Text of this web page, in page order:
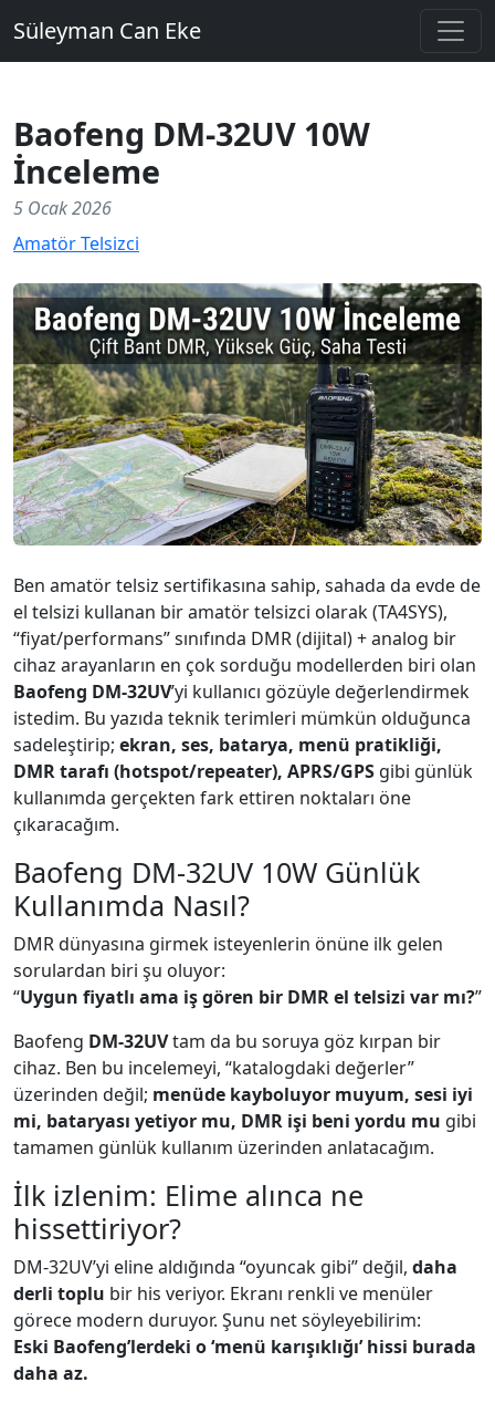
Süleyman Can Eke
Baofeng DM-32UV 10W
İnceleme
5 Ocak 2026
Amatör Telsizci
Ben amatör telsiz sertifikasına sahip, sahada da evde de
el telsizi kullanan bir amatör telsizci olarak (TA4SYS),
“fiyat/performans” sınıfında DMR (dijital) + analog bir
cihaz arayanların en çok sorduğu modellerden biri olan
Baofeng DM-32UV’yi kullanıcı gözüyle değerlendirmek
istedim. Bu yazıda teknik terimleri mümkün olduğunca
sadeleştirip; ekran, ses, batarya, menü pratikliği,
DMR tarafı (hotspot/repeater), APRS/GPS gibi günlük
kullanımda gerçekten fark ettiren noktaları öne
çıkaracağım.
Baofeng DM-32UV 10W Günlük
Kullanımda Nasıl?
DMR dünyasına girmek isteyenlerin önüne ilk gelen
sorulardan biri şu oluyor:
“Uygun fiyatlı ama iş gören bir DMR el telsizi var mı?”
Baofeng DM-32UVtam da bu soruya göz kırpan bir
cihaz. Ben bu incelemeyi, “katalogdaki değerler”
üzerinden değil; menüde kayboluyor muyum, sesi iyi
mi, bataryası yetiyor mu, DMR işi beni yordu mu gibi
tamamen günlük kullanım üzerinden anlatacağım.
İlk izlenim: Elime alınca ne
hissettiriyor?
DM-32UV’yi eline aldığında “oyuncak gibi” değil, daha
derli toplu bir his veriyor. Ekranı renkli ve menüler
görece modern duruyor. Şunu net söyleyebilirim:
Eski Baofeng’lerdeki o ‘menü karışıklığı’ hissi burada
daha az.